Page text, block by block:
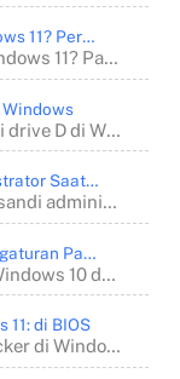
Tidak dapat memperluas drive C di Windows 11? Perbaiki sekarang!
Tidak dapat memperluas drive C di Windows 11? Panduan ini menjelaskan mengapa hal itu terj...
Windows
Ingin menambah kapasitas drive C dari drive D di Windows dengan aman? Panduan ini menjelas...
Cara Mengatur Ulang Kata Sandi Administrator Saat Terkunci
Bagaimana cara mengatur ulang kata sandi administrator saat terkunci? Artikel dari EaseUS ...
Cara Mengatur Ulang Windows 10 ke Pengaturan Pabrik dari BIOS | Tanpa Kehilangan Data
Pelajari cara melakukan reset pabrik Windows 10 dari BIOS dengan petunjuk langkah demi lan...
di BIOS
Bagaimana cara menonaktifkan BitLocker di Windows 11: melalui BIOS? Artikel dari EaseUS So...